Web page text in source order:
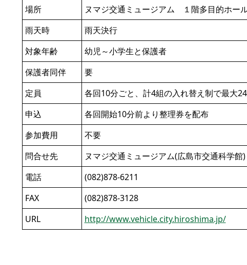
場所
ヌマジ交通ミュージアム １階多目的ホー
雨天時
雨天決行
対象年齢
幼児～小学生と保護者
保護者同伴
要
定員
各回10分ごと、計4組の入れ替え制で最大
申込
各回開始10分前より整理券を配布
参加費用
不要
問合せ先
ヌマジ交通ミュージアム(広島市交通科学館)
電話
(082)878-6211
FAX
(082)878-3128
URL
http://www.vehicle.city.hiroshima.jp/